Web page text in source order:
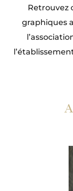
Retrouvez
graphiques